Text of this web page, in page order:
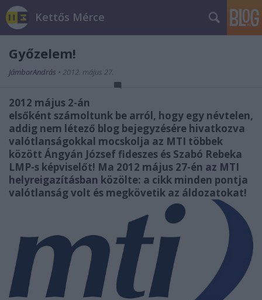
Kettős Mérce
Győzelem!
JámborAndrás • 2012. május 27.
2012 május 2-án
elsőként számoltunk be arról, hogy egy névtelen,
addig nem létező blog bejegyzésére hivatkozva
valótlanságokkal mocskolja az MTI többek
között Ángyán József fideszes és Szabó Rebeka
LMP-s képviselőt! Ma 2012 május 27-én az MTI
helyreigazításban közölte: a cikk minden pontja
valótlanság volt és megkövetik az áldozatokat!